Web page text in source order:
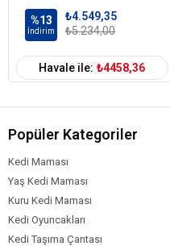
%13
İndirim
₺4.549,35
₺5.234,00
Havale ile: ₺4458,36
Popüler Kategoriler
Kedi Maması
Yaş Kedi Maması
Kuru Kedi Maması
Kedi Oyuncakları
Kedi Taşıma Çantası